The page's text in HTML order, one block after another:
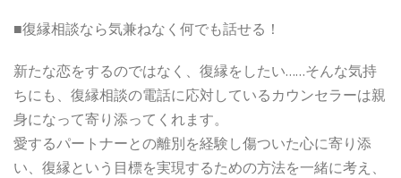
■復縁相談なら気兼ねなく何でも話せる！
新たな恋をするのではなく、復縁をしたい……そんな気持
ちにも、復縁相談の電話に応対しているカウンセラーは親
身になって寄り添ってくれます。
愛するパートナーとの離別を経験し傷ついた心に寄り添
い、復縁という目標を実現するための方法を一緒に考え、